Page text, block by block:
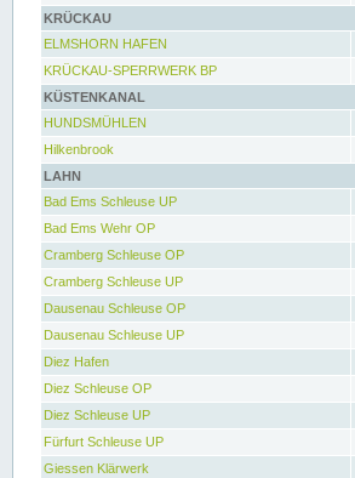
KRÜCKAU
ELMSHORN HAFEN
KRÜCKAU-SPERRWERK BP
KÜSTENKANAL
HUNDSMÜHLEN
Hilkenbrook
LAHN
Bad Ems Schleuse UP
Bad Ems Wehr OP
Cramberg Schleuse OP
Cramberg Schleuse UP
Dausenau Schleuse OP
Dausenau Schleuse UP
Diez Hafen
Diez Schleuse OP
Diez Schleuse UP
Fürfurt Schleuse UP
Giessen Klärwerk